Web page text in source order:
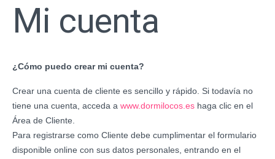
Mi cuenta
¿Cómo puedo crear mi cuenta?
Crear una cuenta de cliente es sencillo y rápido. Si todavía no
tiene una cuenta, acceda a www.dormilocos.es haga clic en el
Área de Cliente.
Para registrarse como Cliente debe cumplimentar el formulario
disponible online con sus datos personales, entrando en el